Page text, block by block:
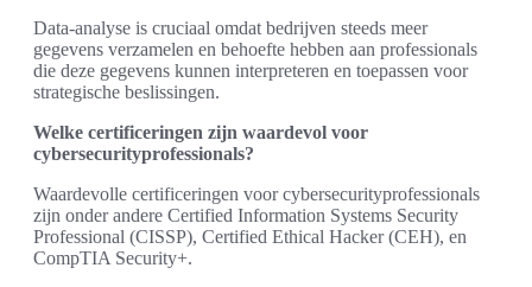
Data-analyse is cruciaal omdat bedrijven steeds meer
gegevens verzamelen en behoefte hebben aan professionals
die deze gegevens kunnen interpreteren en toepassen voor
strategische beslissingen.
Welke certificeringen zijn waardevol voor
cybersecurityprofessionals?
Waardevolle certificeringen voor cybersecurityprofessionals
zijn onder andere Certified Information Systems Security
Professional (CISSP), Certified Ethical Hacker (CEH), en
CompTIA Security+.